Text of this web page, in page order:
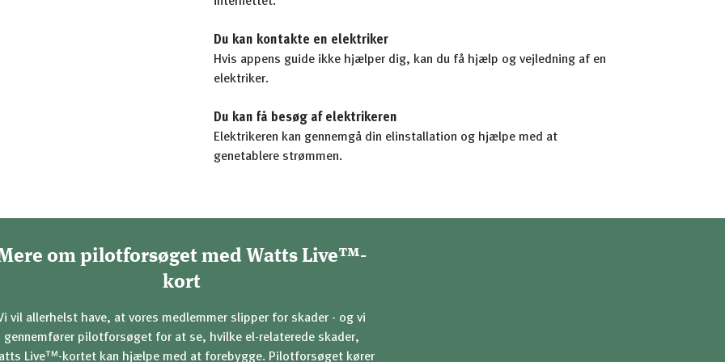
Du kan kontakte en elektriker
Hvis appens guide ikke hjælper dig, kan du få hjælp og vejledning af en
elektriker.
Du kan få besøg af elektrikeren
Elektrikeren kan gennemgå din elinstallation og hjælpe med at
genetablere strømmen.
om pilotforsøget med Watts Live™-
kort
vil allerhelst have, at vores medlemmer slipper for skader - og vi
gennemfører pilotforsøget for at se, hvilke el-relaterede skader,
Live™-kortet kan hjælpe med at forebygge. Pilotforsøget kører